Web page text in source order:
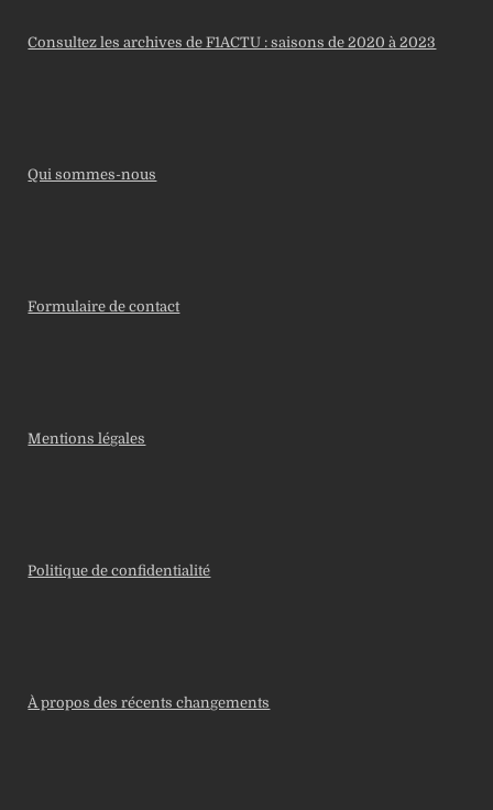
Consultez les archives de F1ACTU : saisons de 2020 à 2023
Qui sommes-nous
Formulaire de contact
Mentions légales
Politique de confidentialité
À propos des récents changements